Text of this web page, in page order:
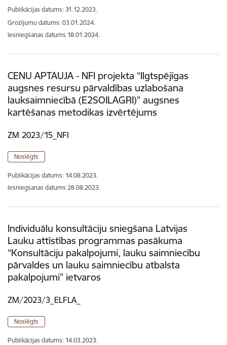
Publikācijas datums: 31.12.2023.
Grozījumu datums: 03.01.2024.
Iesniegšanas datums 18.01.2024.
CENU APTAUJA - NFI projekta “Ilgtspējīgas
augsnes resursu pārvaldības uzlabošana
lauksaimniecībā (E2SOILAGRI)” augsnes
kartēšanas metodikas izvērtējums
ZM 2023/15_NFI
Noslēgts
Publikācijas datums: 14.08.2023.
Iesniegšanas datums 28.08.2023.
Individuālu konsultāciju sniegšana Latvijas
Lauku attīstības programmas pasākuma
“Konsultāciju pakalpojumi, lauku saimniecību
pārvaldes un lauku saimniecību atbalsta
pakalpojumi” ietvaros
ZM/2023/3_ELFLA_
Noslēgts
Publikācijas datums: 14.03.2023.